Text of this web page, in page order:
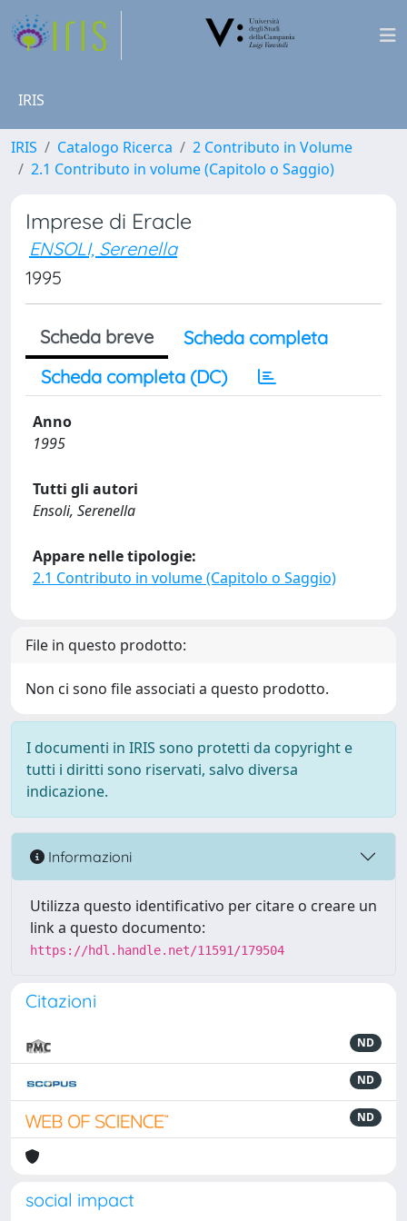
IRIS
IRIS Catalogo Ricerca
2 Contributo in Volume
2.1 Contributo in volume (Capitolo o Saggio)
Imprese di Eracle
ENSOLI, Serenella
1995
Scheda breve
Scheda completa
Scheda completa (DC)
Anno
1995
Tutti gli autori
Ensoli, Serenella
Appare nelle tipologie:
2.1 Contributo in volume (Capitolo o Saggio)
File in questo prodotto:
Non ci sono file associati a questo prodotto.
I documenti in IRIS sono protetti da copyright e
tutti i diritti sono riservati, salvo diversa
indicazione.
Informazioni
Utilizza questo identificativo per citare o creare un
link a questo documento:
https://hdl.handle.net/11591/179504
Citazioni
ND
ND
ND
social impact